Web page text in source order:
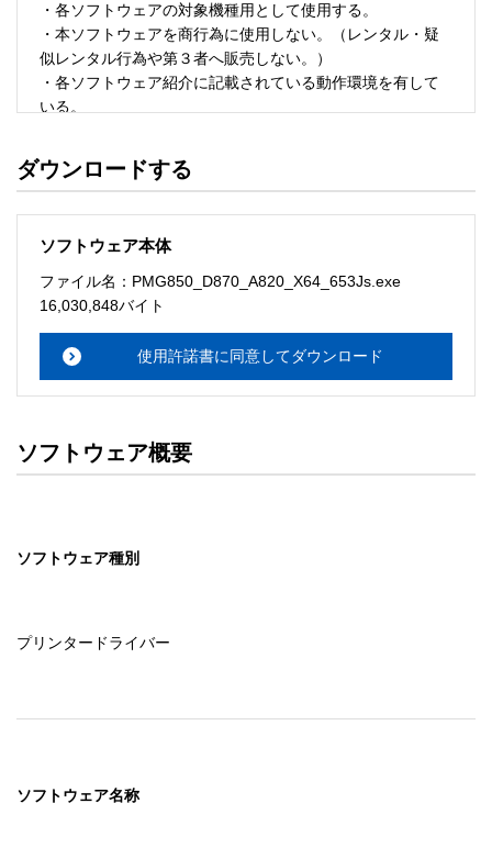
・各ソフトウェアの対象機種用として使用する。
・本ソフトウェアを商行為に使用しない。（レンタル・疑
似レンタル行為や第３者へ販売しない。）
・各ソフトウェア紹介に記載されている動作環境を有して
いる。
・ソフトウェアを改変、またはリバースエンジニアリング
ソフトウェアのサポート
・本サーバでは、ユーザーサポートは行いません。搭載ソ
メーションセンターまでお願い
ルをお読み下さい。
ソフトウェアの保証範囲
・ソフトウェアのダウンロード・導入はお客様の責任にお
セイコーエプソン株式会社に帰属します。
ダウンロードする
ソフトウェア本体
ファイル名：PMG850_D870_A820_X64_653Js.exe
16,030,848バイト
使用許諾書に同意してダウンロード
ソフトウェア概要
ソフトウェア種別
プリンタードライバー
ソフトウェア名称